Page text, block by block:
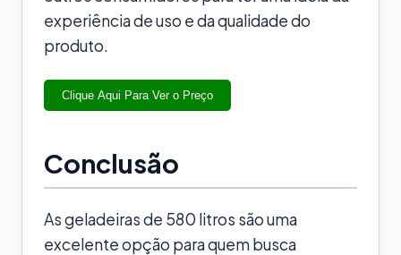
experiência de uso e da qualidade do
produto.
Clique Aqui Para Ver o Preço
Conclusão
As geladeiras de 580 litros são uma
excelente opção para quem busca